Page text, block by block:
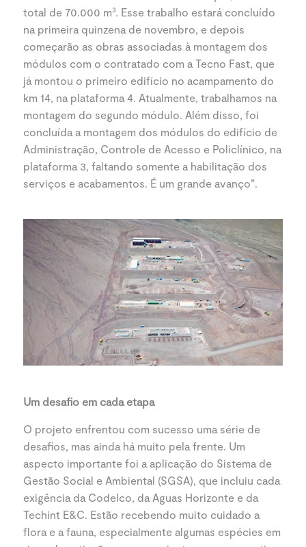
total de 70.000 m³. Esse trabalho estará concluído
na primeira quinzena de novembro, e depois
começarão as obras associadas à montagem dos
módulos com o contratado com a Tecno Fast, que
já montou o primeiro edifício no acampamento do
km 14, na plataforma 4. Atualmente, trabalhamos na
montagem do segundo módulo. Além disso, foi
concluída a montagem dos módulos do edifício de
Administração, Controle de Acesso e Policlínico, na
plataforma 3, faltando somente a habilitação dos
serviços e acabamentos. É um grande avanço”.
Um desafio em cada etapa
O projeto enfrentou com sucesso uma série de
desafios, mas ainda há muito pela frente. Um
aspecto importante foi a aplicação do Sistema de
Gestão Social e Ambiental (SGSA), que incluiu cada
exigência da Codelco, da Aguas Horizonte e da
Techint E&C. Estão recebendo muito cuidado a
flora e a fauna, especialmente algumas espécies em